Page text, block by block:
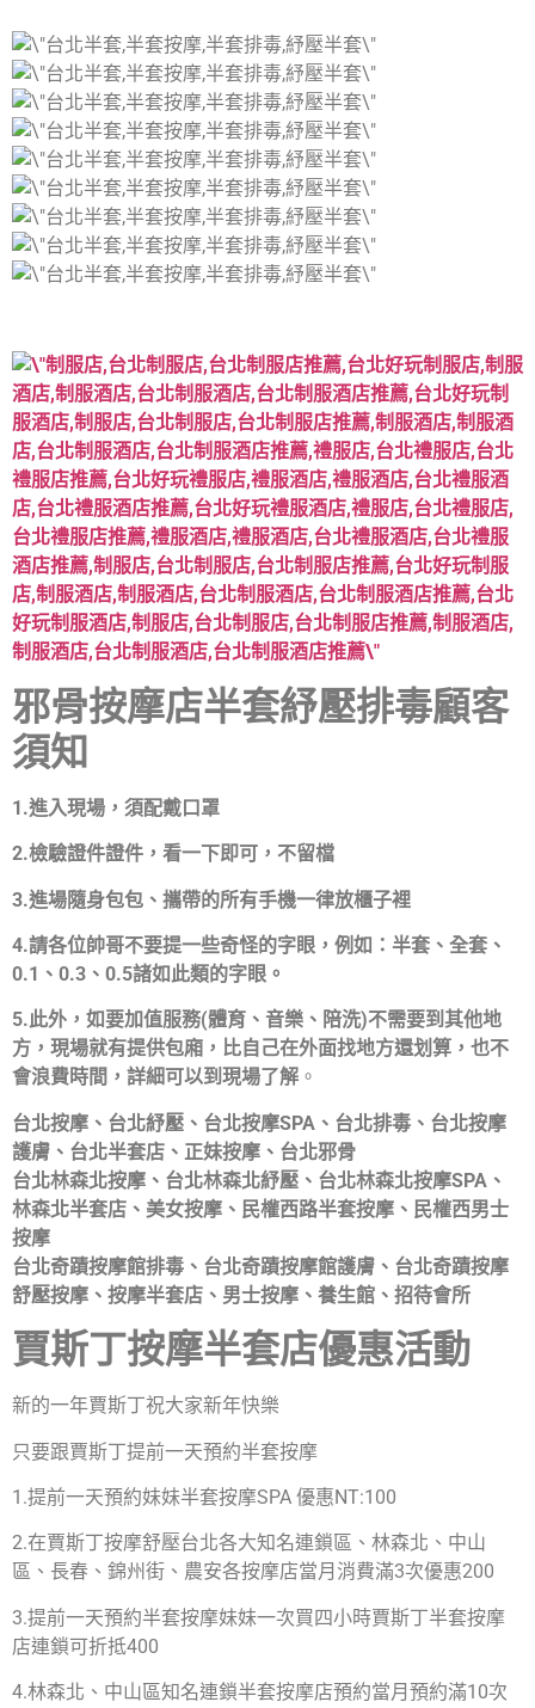
邪骨按摩店半套紓壓排毒顧客
須知
1.進入現場，須配戴口罩
2.檢驗證件證件，看一下即可，不留檔
3.進場隨身包包、攜帶的所有手機一律放櫃子裡
4.請各位帥哥不要提一些奇怪的字眼，例如：半套、全套、
0.1、0.3、0.5諸如此類的字眼。
5.此外，如要加值服務(體育、音樂、陪洗)不需要到其他地
方，現場就有提供包廂，比自己在外面找地方還划算，也不
會浪費時間，詳細可以到現場了解 。
台北按摩、台北紓壓、台北按摩SPA、台北排毒、台北按摩
護膚、台北半套店、正妹按摩、台北邪骨
台北林森北按摩、台北林森北紓壓、台北林森北按摩SPA、
林森北半套店、美女按摩、民權西路半套按摩、民權西男士
按摩
台北奇蹟按摩館排毒、台北奇蹟按摩館護膚、台北奇蹟按摩
舒壓按摩、按摩半套店、男士按摩、養生館、招待會所
賈斯丁按摩半套店優惠活動
新的一年賈斯丁祝大家新年快樂
只要跟賈斯丁提前一天預約半套按摩
1.提前一天預約妹妹半套按摩SPA 優惠NT:100
2.在賈斯丁按摩舒壓台北各大知名連鎖區、林森北、中山
區、長春、錦州街、農安各按摩店當月消費滿3次優惠200
3.提前一天預約半套按摩妹妹一次買四小時賈斯丁半套按摩
店連鎖可折抵400
4.林森北、中山區知名連鎖半套按摩店預約當月預約滿10次